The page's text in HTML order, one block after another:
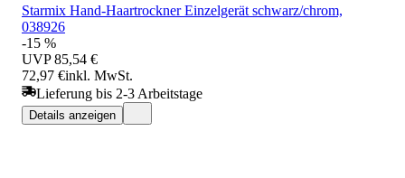
Starmix Hand-Haartrockner Einzelgerät schwarz/chrom,
038926
-15 %
UVP 85,54 €
72,97 €inkl. MwSt.
Lieferung bis 2-3 Arbeitstage
Details anzeigen